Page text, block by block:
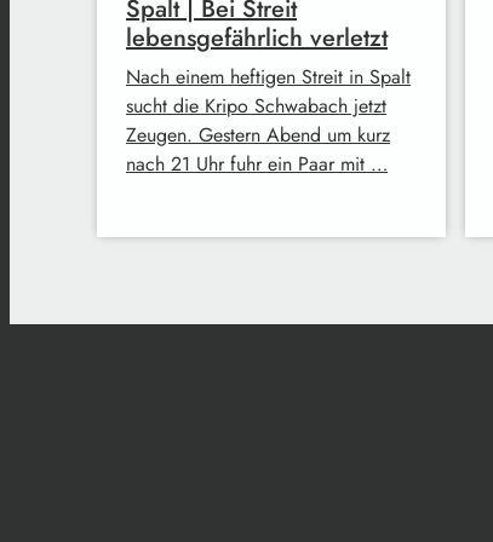
Spalt | Bei Streit
lebensgefährlich verletzt
Nach einem heftigen Streit in Spalt
sucht die Kripo Schwabach jetzt
Zeugen. Gestern Abend um kurz
nach 21 Uhr fuhr ein Paar mit …